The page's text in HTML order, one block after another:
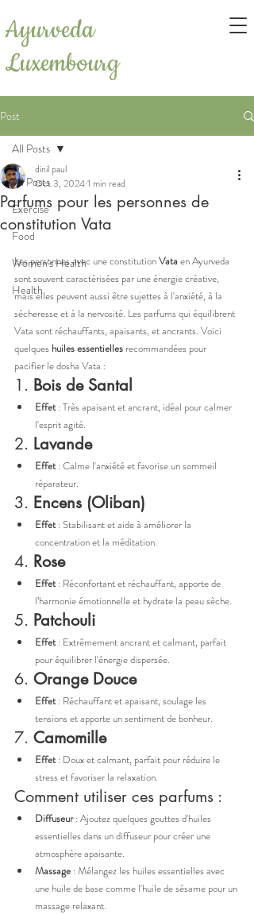
Ayurveda
Luxembourg
Post
All Posts
Exercise
Food
Women's Health
Health
All Posts
Parfums pour les personnes de
constitution Vata
dinil paul
Oct 3, 20241 min read
Les personnes avec une constitution Vata en Ayurveda
sont souvent caractérisées par une énergie créative,
mais elles peuvent aussi être sujettes à l'anxiété, à la
sécheresse et à la nervosité. Les parfums qui équilibrent
Vata sont réchauffants, apaisants, et ancrants. Voici
quelques huiles essentielles recommandées pour
pacifier le dosha Vata :
1. Bois de Santal
Effet : Très apaisant et ancrant, idéal pour calmer
l'esprit agité.
2. Lavande
Effet : Calme l'anxiété et favorise un sommeil
réparateur.
3. Encens (Oliban)
Effet : Stabilisant et aide à améliorer la
concentration et la méditation.
4. Rose
Effet : Réconfortant et réchauffant, apporte de
l’harmonie émotionnelle et hydrate la peau sèche.
5. Patchouli
Effet : Extrêmement ancrant et calmant, parfait
pour équilibrer l'énergie dispersée.
6. Orange Douce
Effet : Réchauffant et apaisant, soulage les
tensions et apporte un sentiment de bonheur.
7. Camomille
Effet : Doux et calmant, parfait pour réduire le
stress et favoriser la relaxation.
Comment utiliser ces parfums :
Diffuseur : Ajoutez quelques gouttes d'huiles
essentielles dans un diffuseur pour créer une
atmosphère apaisante.
Massage : Mélangez les huiles essentielles avec
une huile de base comme l'huile de sésame pour un
massage relaxant.